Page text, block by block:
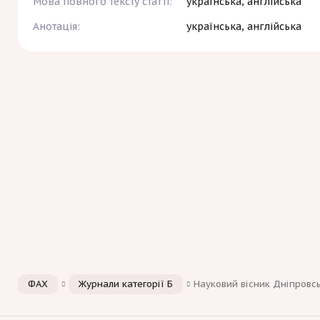
Анотація:
українська, англійська
ФАХ Журнали категорії Б Науковий вісник